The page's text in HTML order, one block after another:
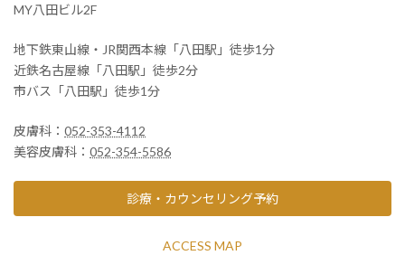
MY八田ビル2F
地下鉄東山線・JR関西本線「八田駅」徒歩1分
近鉄名古屋線「八田駅」徒歩2分
市バス「八田駅」徒歩1分
皮膚科： 052-353-4112
美容皮膚科： 052-354-5586
診療・カウンセリング予約
ACCESS MAP